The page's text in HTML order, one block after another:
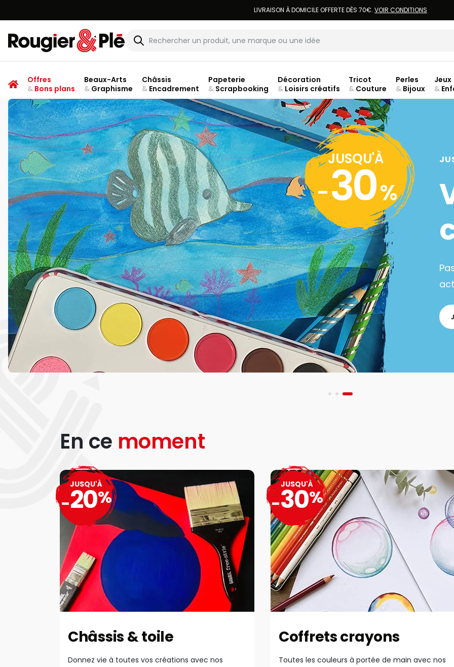
LIVRAISON À DOMICILE OFFERTE DÈS 70€. VOIR CONDITIONS
Rougier & Plé
Offres
&Bons plans
Beaux-Arts
&Graphisme
Châssis
&Encadrement
Papeterie
&Scrapbooking
Décoration
&Loisirs créatifs
Tricot
& Couture
Perles
& Bijoux
Jeux
&
JUSQU'À
-30%
En ce moment
Châssis & toile
Donnez vie à toutes vos créations avec nos
JUSQU'À
-20%
Coffrets crayons
Toutes les couleurs à portée de main avec nos
JUSQU'À
-30%